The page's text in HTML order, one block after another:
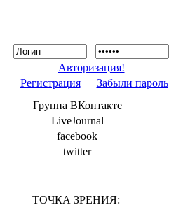
Авторизация!
Регистрация
Забыли пароль
Группа ВКонтакте
LiveJournal
facebook
twitter
ТОЧКА ЗРЕНИЯ: